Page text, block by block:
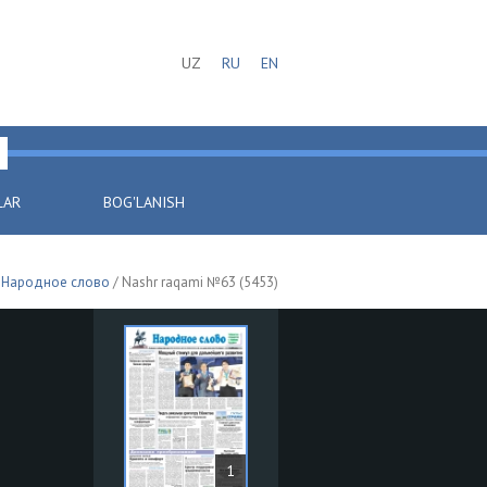
UZ RU EN
BOG'LANISH
Народное слово / Nashr raqami №63 (5453)
1